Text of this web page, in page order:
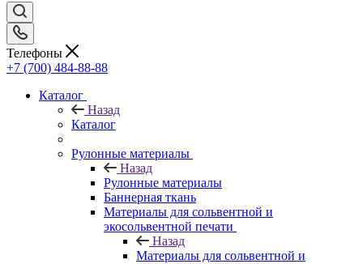
Телефоны
+7 (700) 484-88-88
Каталог
Назад
Каталог
Рулонные материалы
Назад
Рулонные материалы
Баннерная ткань
Материалы для сольвентной и
экосольвентной печати
Назад
Материалы для сольвентной и